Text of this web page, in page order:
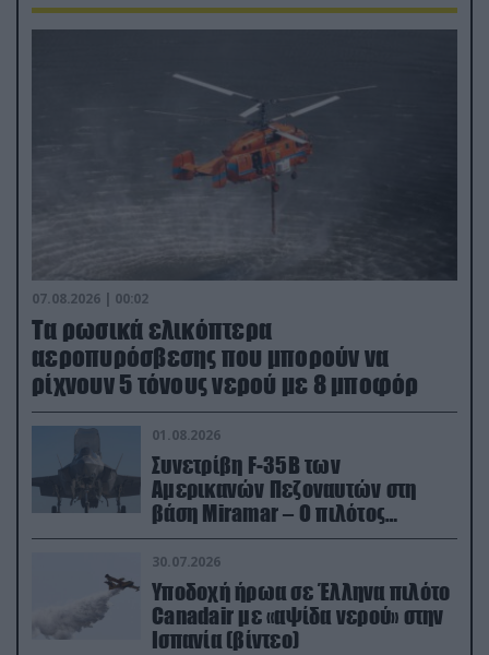
07.08.2026 | 00:02
Τα ρωσικά ελικόπτερα
αεροπυρόσβεσης που μπορούν να
ρίχνουν 5 τόνους νερού με 8 μποφόρ
01.08.2026
Συνετρίβη F-35B των
Αμερικανών Πεζοναυτών στη
βάση Miramar – Ο πιλότος
εκτινάχθηκε εγκαίρως
30.07.2026
Υποδοχή ήρωα σε Έλληνα πιλότο
Canadair με «αψίδα νερού» στην
Ισπανία (βίντεο)